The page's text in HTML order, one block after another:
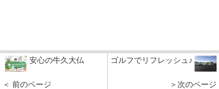
安心の牛久大仏
＜ 前のページ
ゴルフでリフレッシュ♪
＞次のページ